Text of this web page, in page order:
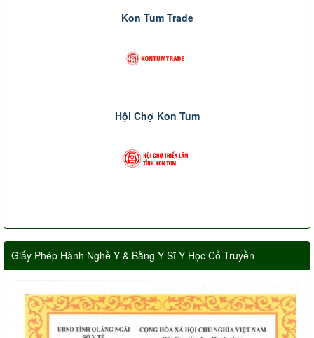
Kon Tum Trade
Hội Chợ Kon Tum
Giấy Phép Hành Nghề Y & Bằng Y Sĩ Y Học Cổ Truyền